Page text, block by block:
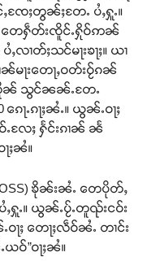
ၸႄႈတွၼ်ႈတႄႉ ပႆႇႁူႉ။
တေႁဵတ်းၸိူင်ႉႁိုဝ်ဢၼ်
လၢတ်ႈသင်မႃးၶႃႈ။ ယၢ
မႃးတေႃႇဝတ်းဝႂ်ၵၼ်
လိူၼ် သွင်ၼၼ်ႉတႄႉ
ႃႉၵႃႈၼႆႉ။ ယွၼ်ႉဝႃႈ
လႄႈ ႁႅင်းၵၢၼ် ၼႅ
ႈၼႆ။
ၶိုၼ်းၼႆႉ တေပိုတ်ႇ
ႉ။ ယွၼ်ႉပႂ်ႉတူၺ်းငဝ်း
ႃႈ တေႃႈလဵဝ်ၼႆႉ တၢင်း
ဝ်”ဝႃႈၼႆ။